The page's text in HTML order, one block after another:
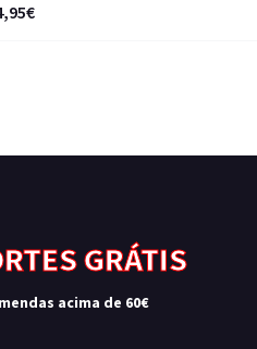
GRÁTIS
acima de 60€